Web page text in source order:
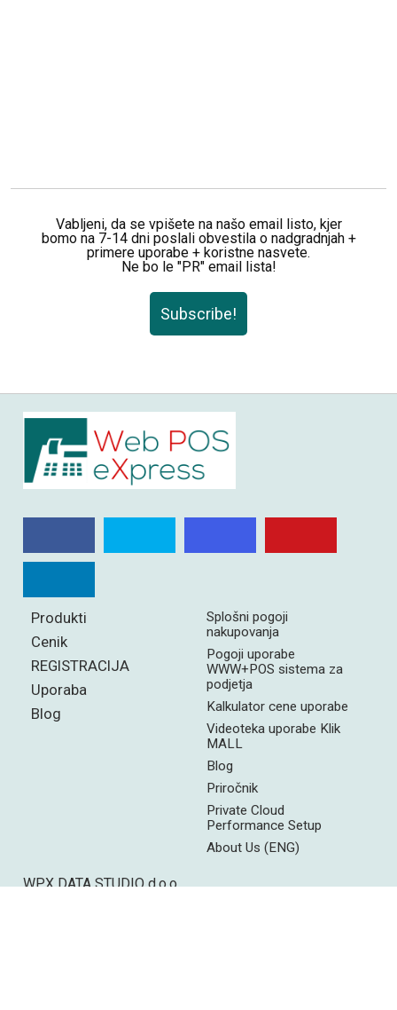
Vabljeni, da se vpišete na našo email listo, kjer
bomo na 7-14 dni poslali obvestila o nadgradnjah +
primere uporabe + koristne nasvete.
Ne bo le "PR" email lista!
Subscribe!
Produkti
Cenik
REGISTRACIJA
Uporaba
Blog
Splošni pogoji
nakupovanja
Pogoji uporabe
WWW+POS sistema za
podjetja
Kalkulator cene uporabe
Videoteka uporabe Klik
MALL
Blog
Priročnik
Private Cloud
Performance Setup
About Us (ENG)
WPX DATA STUDIO d.o.o.